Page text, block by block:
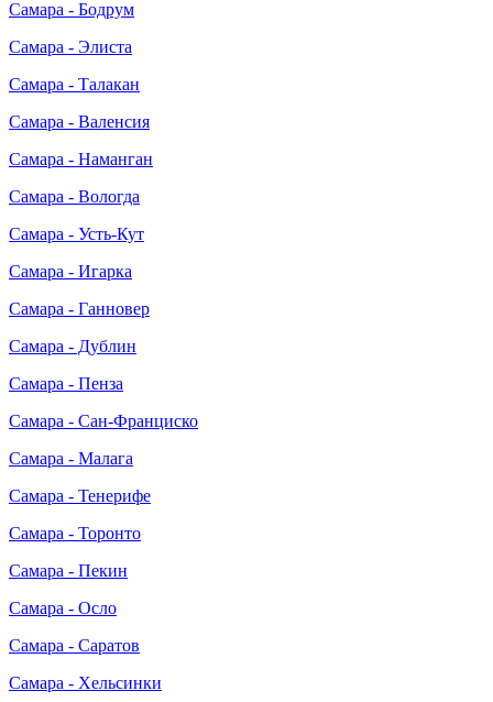
Самара - Бодрум
Самара - Элиста
Самара - Талакан
Самара - Валенсия
Самара - Наманган
Самара - Вологда
Самара - Усть-Кут
Самара - Игарка
Самара - Ганновер
Самара - Дублин
Самара - Пенза
Самара - Сан-Франциско
Самара - Малага
Самара - Тенерифе
Самара - Торонто
Самара - Пекин
Самара - Осло
Самара - Саратов
Самара - Хельсинки